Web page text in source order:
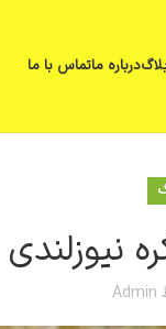
درباره ماتماس با ما
نیوزلندی
Admin